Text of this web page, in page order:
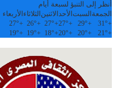
أنظر إلى التنبؤ لسبعة أيام
الجمعة السبت الأحد الاثنين الثلاثاء الأربعاء
+
31°
+
29°
+
27°
+
27°
+
26°
+
27°
+
21°
+
20°
+
20°
+
18°
+
19°
+
19°